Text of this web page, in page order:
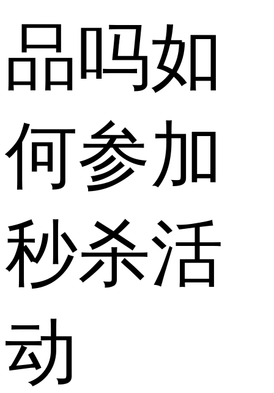
品吗如
何参加
秒杀活
动